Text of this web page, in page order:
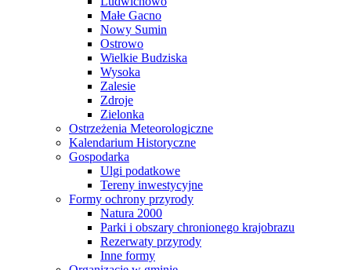
Małe Gacno
Nowy Sumin
Ostrowo
Wielkie Budziska
Wysoka
Zalesie
Zdroje
Zielonka
Ostrzeżenia Meteorologiczne
Kalendarium Historyczne
Gospodarka
Ulgi podatkowe
Tereny inwestycyjne
Formy ochrony przyrody
Natura 2000
Parki i obszary chronionego krajobrazu
Rezerwaty przyrody
Inne formy